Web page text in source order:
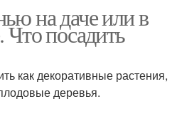
на даче или в
Что посадить
как декоративные растения,
деревья.